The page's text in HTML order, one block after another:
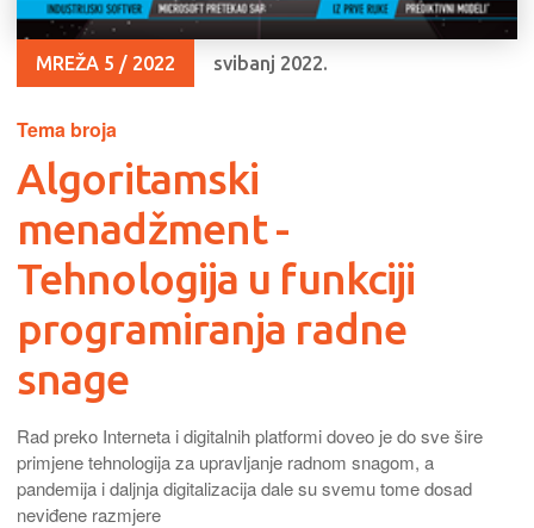
MREŽA 5 / 2022 svibanj 2022.
Tema broja
Algoritamski
menadžment -
Tehnologija u funkciji
programiranja radne
snage
Rad preko Interneta i digitalnih platformi doveo je do sve šire
primjene tehnologija za upravljanje radnom snagom, a
pandemija i daljnja digitalizacija dale su svemu tome dosad
neviđene razmjere